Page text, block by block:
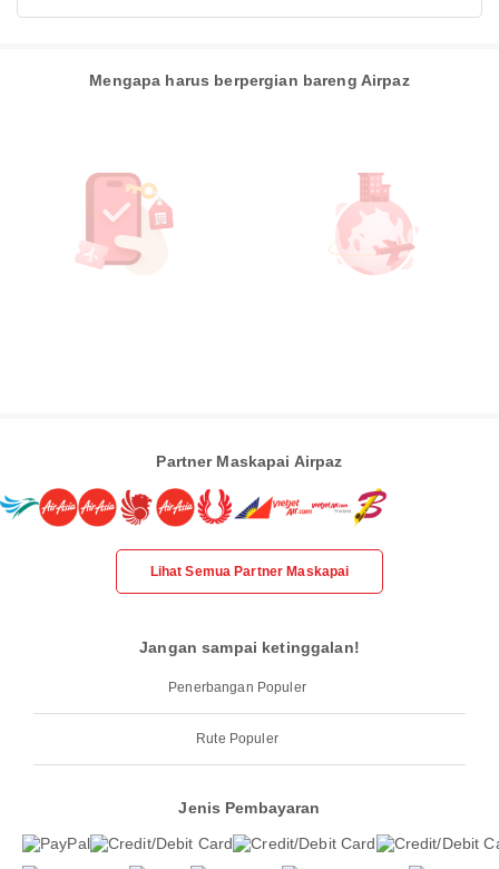
Mengapa harus berpergian bareng Airpaz
Partner Maskapai Airpaz
Lihat Semua Partner Maskapai
Jangan sampai ketinggalan!
Penerbangan Populer
Rute Populer
Jenis Pembayaran